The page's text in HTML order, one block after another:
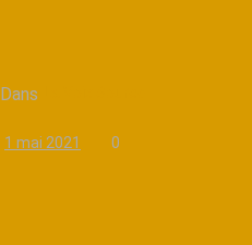
Dans
1 mai 2021 0